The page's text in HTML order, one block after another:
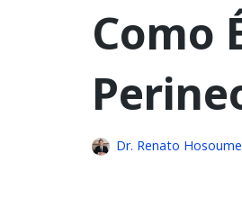
Como
Dr. Renato Hosoume